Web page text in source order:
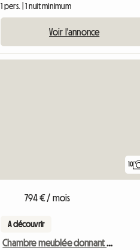
1 pers. | 1 nuit minimum
Voir l'annonce
10
794 € / mois
A découvrir
Chambre meublée donnant sur cour, calme et centrale